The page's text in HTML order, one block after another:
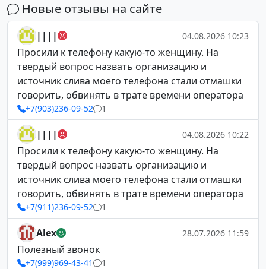
Новые отзывы на сайте
|||| 04.08.2026 10:23
Просили к телефону какую-то женщину. На
твердый вопрос назвать организацию и
источник слива моего телефона стали отмашки
говорить, обвинять в трате времени оператора
+7(903)236-09-52 1
|||| 04.08.2026 10:22
Просили к телефону какую-то женщину. На
твердый вопрос назвать организацию и
источник слива моего телефона стали отмашки
говорить, обвинять в трате времени оператора
+7(911)236-09-52 1
Alex 28.07.2026 11:59
Полезный звонок
+7(999)969-43-41 1